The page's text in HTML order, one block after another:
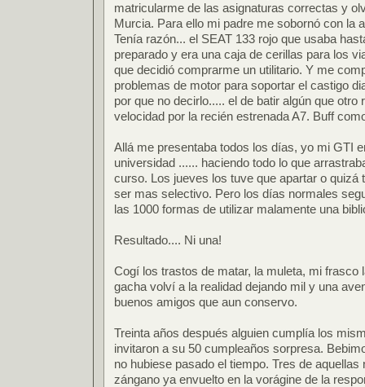
matricularme de las asignaturas correctas y
Murcia. Para ello mi padre me sobornó con la
Tenía razón... el SEAT 133 rojo que usaba
preparado y era una caja de cerillas para los
que decidió comprarme un utilitario. Y me
problemas de motor para soportar el castigo
por que no decirlo..... el de batir algún que
velocidad por la recién estrenada A7. Buff
Allá me presentaba todos los días, yo mi GTI
universidad ...... haciendo todo lo que
curso. Los jueves los tuve que apartar o quizá
ser mas selectivo. Pero los días normales
las 1000 formas de utilizar malamente una
Resultado.... Ni una!
Cogí los trastos de matar, la muleta, mi frasco
gacha volví a la realidad dejando mil y una
buenos amigos que aun conservo.
Treinta años después alguien cumplía los
invitaron a su 50 cumpleaños sorpresa.
no hubiese pasado el tiempo. Tres de
zángano ya envuelto en la vorágine de la